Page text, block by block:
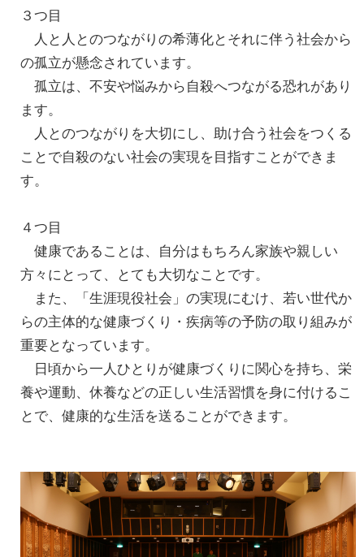
３つ目
人と人とのつながりの希薄化とそれに伴う社会から
の孤立が懸念されています。
孤立は、不安や悩みから自殺へつながる恐れがあり
ます。
人とのつながりを大切にし、助け合う社会をつくる
ことで自殺のない社会の実現を目指すことができま
す。
４つ目
健康であることは、自分はもちろん家族や親しい
方々にとって、とても大切なことです。
また、「生涯現役社会」の実現にむけ、若い世代か
らの主体的な健康づくり・疾病等の予防の取り組みが
重要となっています。
日頃から一人ひとりが健康づくりに関心を持ち、栄
養や運動、休養などの正しい生活習慣を身に付けるこ
とで、健康的な生活を送ることができます。